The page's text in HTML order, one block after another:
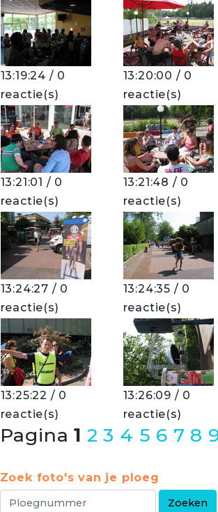
13:19:24 / 0
reactie(s)
13:20:00 / 0
reactie(s)
13:21:01 / 0
reactie(s)
13:21:48 / 0
reactie(s)
13:24:27 / 0
reactie(s)
13:24:35 / 0
reactie(s)
13:25:22 / 0
reactie(s)
13:26:09 / 0
reactie(s)
Pagina1 2 3 4 5 6 7 8
Zoek foto's van je ploeg